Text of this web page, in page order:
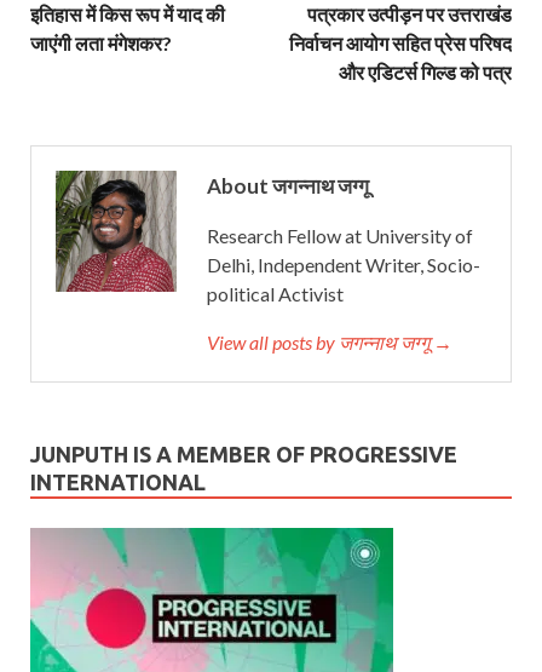
इतिहास में किस रूप में याद की
जाएंगी लता मंगेशकर?
पत्रकार उत्पीड़न पर उत्तराखंड
निर्वाचन आयोग सहित प्रेस परिषद
और एडिटर्स गिल्ड को पत्र
About जगन्नाथ जग्गू
Research Fellow at University of
Delhi, Independent Writer, Socio-
political Activist
View all posts by जगन्नाथ जग्गू →
JUNPUTH IS A MEMBER OF PROGRESSIVE
INTERNATIONAL